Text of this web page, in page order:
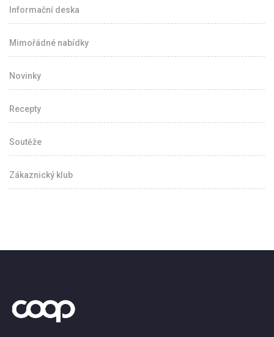
Informační deska
Mimořádné nabídky
Novinky
Recepty
Soutěže
Zákaznický klub